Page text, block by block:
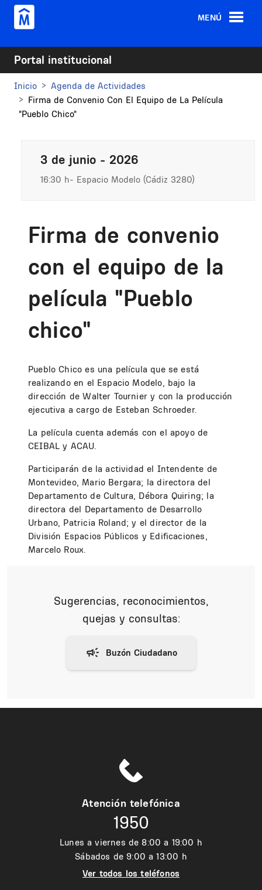
Pasar al contenido principal
MENÚ
Portal institucional
Inicio
Agenda de Actividades
Firma de Convenio Con El Equipo de La Película
"Pueblo Chico"
3 de junio - 2026
16:30 h Espacio Modelo (Cádiz 3280)
Firma de convenio
con el equipo de la
película "Pueblo
chico"
Pueblo Chico es una película que se está
realizando en el Espacio Modelo, bajo la
dirección de Walter Tournier y con la producción
ejecutiva a cargo de Esteban Schroeder.
La película cuenta además con el apoyo de
CEIBAL y ACAU.
Participarán de la actividad el Intendente de
Montevideo, Mario Bergara; la directora del
Departamento de Cultura, Débora Quiring; la
directora del Departamento de Desarrollo
Urbano, Patricia Roland; y el director de la
División Espacios Públicos y Edificaciones,
Marcelo Roux.
Sugerencias, reconocimientos,
quejas y consultas:
Atención telefónica
1950
Lunes a viernes de 8:00 a 19:00 h
Sábados de 9:00 a 13:00 h
Ver todos los teléfonos